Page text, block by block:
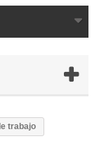
trabajo